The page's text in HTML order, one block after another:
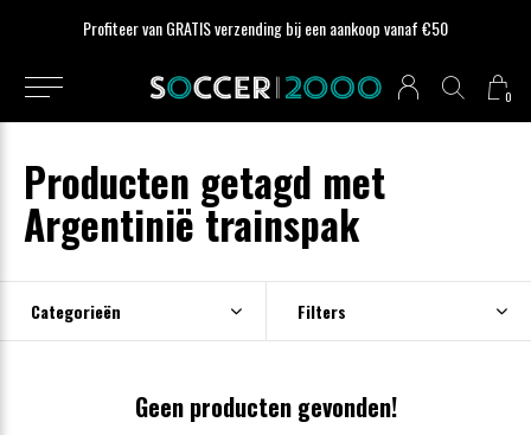
0
Profiteer van GRATIS verzending bij een aankoop vanaf €50
Producten getagd met
Argentinië trainspak
Categorieën Filters
Geen producten gevonden!